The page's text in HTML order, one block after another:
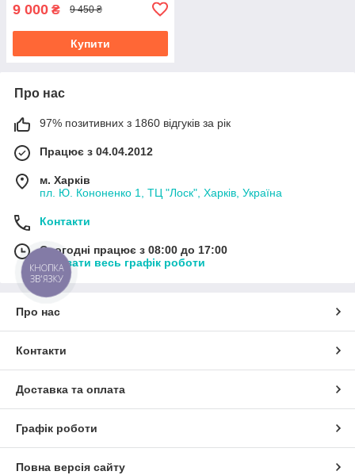
9 000 ₴ 9 450 ₴
Купити
Про нас
97% позитивних з 1860 відгуків за рік
Працює з 04.04.2012
м. Харків
пл. Ю. Кононенко 1, ТЦ "Лоск", Харків, Україна
Контакти
Сьогодні працює з 08:00 до 17:00
Показати весь графік роботи
Про нас
Контакти
Доставка та оплата
Графік роботи
Повна версія сайту
КНОПКА
ЗВ'ЯЗКУ